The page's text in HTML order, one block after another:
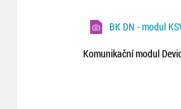
BK DN - modul
Komunikační modul